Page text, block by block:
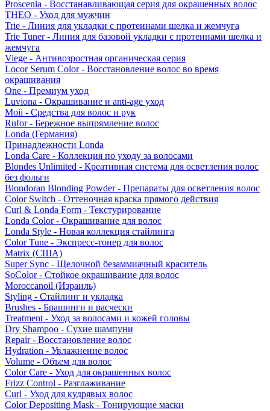
Proscenia - Восстанавливающая серия для окрашенных волос
THEO - Уход для мужчин
Trie - Линия для укладки с протеинами шелка и жемчуга
Trie Tuner - Линия для базовой укладки с протеинами шелка и
жемчуга
Viege - Антивозростная органическая серия
Locor Serum Color - Восстановление волос во время
окрашивания
One - Премиум уход
Luviona - Окрашивание и anti-age уход
Moii - Средства для волос и рук
Rufor - Бережное выпрямление волос
Londa (Германия)
Принадлежности Londa
Londa Care - Коллекция по уходу за волосами
Blondes Unlimited - Креативная система для осветления волос
без фольги
Blondoran Blonding Powder - Препараты для осветления волос
Color Switch - Оттеночная краска прямого действия
Curl & Londa Form - Текстурирование
Londa Color - Окрашивание для волос
Londa Style - Новая коллекция стайлинга
Color Tune - Экспресс-тонер для волос
Matrix (США)
Super Sync - Щелочной безаммиачный краситель
SoColor - Стойкое окрашивание для волос
Moroccanoil (Израиль)
Styling - Стайлинг и укладка
Brushes - Брашинги и расчески
Treatment - Уход за волосами и кожей головы
Dry Shampoo - Сухие шампуни
Repair - Восстановление волос
Hydration - Увлажнение волос
Volume - Объем для волос
Color Care - Уход для окрашенных волос
Frizz Control - Разглаживание
Curl - Уход для кудрявых волос
Color Depositing Mask - Тонирующие маски